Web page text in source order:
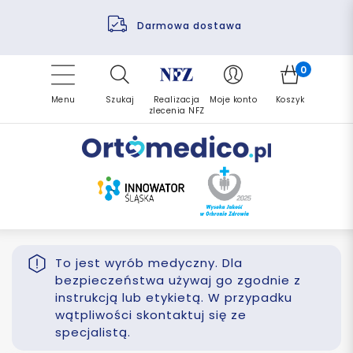
Darmowa dostawa
Pomoc fizjoterapeuty
Finansowanie PFRON
Refundacja NFZ
Zrealizuj zlecenie ponownie
Menu Szukaj
Realizacja
zlecenia NFZ
Moje konto
0
Koszyk
To jest wyrób medyczny. Dla
bezpieczeństwa używaj go zgodnie z
instrukcją lub etykietą. W przypadku
wątpliwości skontaktuj się ze
specjalistą.